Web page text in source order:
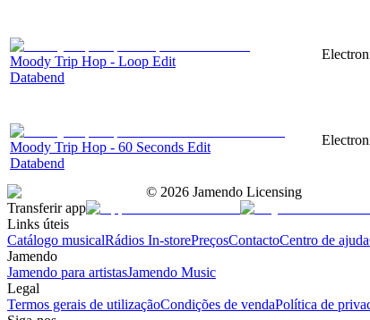
Moody Trip Hop - Loop Edit
Databend
Moody Trip Hop - 60 Seconds Edit
Databend
© 2026 Jamendo Licensing
Transferir app
Links úteis
Catálogo musicalRádios In-storePreçosContactoCentro de ajuda
Jamendo
Jamendo para artistasJamendo Music
Legal
Termos gerais de utilizaçãoCondições de vendaPolítica de